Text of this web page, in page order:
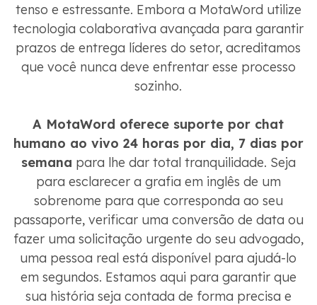
tenso e estressante. Embora a MotaWord utilize
tecnologia colaborativa avançada para garantir
prazos de entrega líderes do setor, acreditamos
que você nunca deve enfrentar esse processo
sozinho.
A MotaWord oferece suporte por chat
humano ao vivo 24 horas por dia, 7 dias por
semana para lhe dar total tranquilidade. Seja
para esclarecer a grafia em inglês de um
sobrenome para que corresponda ao seu
passaporte, verificar uma conversão de data ou
fazer uma solicitação urgente do seu advogado,
uma pessoa real está disponível para ajudá-lo
em segundos. Estamos aqui para garantir que
sua história seja contada de forma precisa e